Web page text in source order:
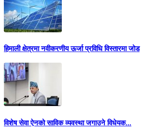
हिमाली क्षेत्रमा नवीकरणीय ऊर्जा प्रविधि विस्तारमा जोड
विशेष सेवा ऐनको साविक व्यवस्था जगाउने विधेयक...